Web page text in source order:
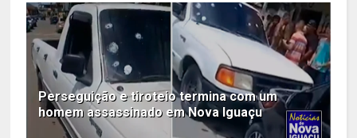
Perseguição e tiroteio termina com um
homem assassinado em Nova Iguaçu